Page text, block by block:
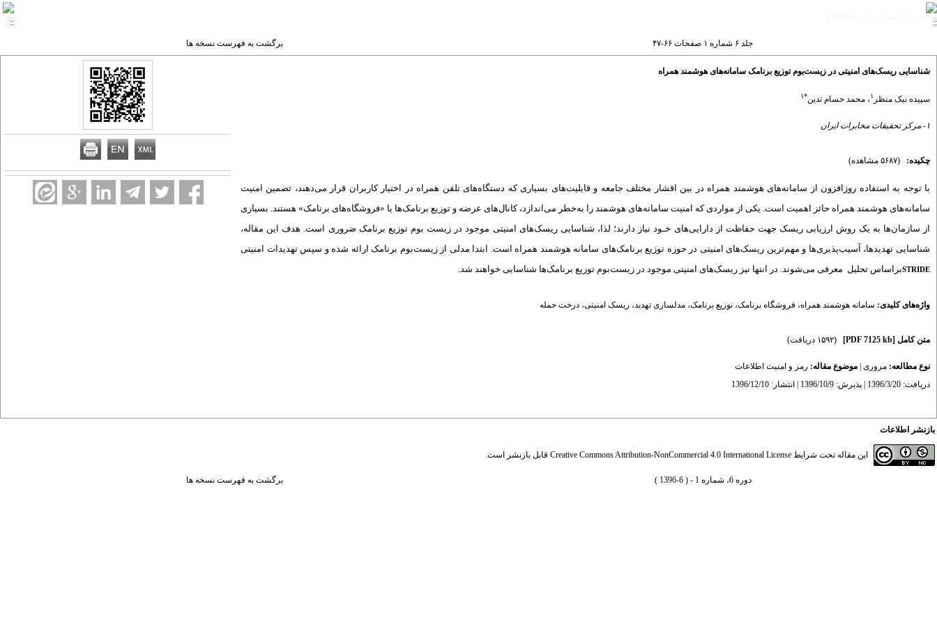
جلد ۶ شماره ۱ صفحات ۶۶-۴۷ برگشت به فهرست نسخه ها
شناسایی ریسک‌های امنیتی در زیست‌بوم توزیع برنامک‌ سامانه‌های هوشمند همراه
سپیده نیک منظر ۱، محمد حسام تدین*۱
۱- مرکز تحقیقات مخابرات ایران
چکیده: (۵۶۸۷ مشاهده)
با توجه به استفاده روزافزون از سامانه‌های هوشمند همراه در بین اقشار مختلف جامعه و قابلیت‌های بسیاری که دستگاه‌های تلفن همراه در اختیار کاربران قرار می‌دهند، تضمین امنیت
سامانه‌های هوشمند همراه حائز اهمیت است. یکی از مواردی که امنیت سامانه‌های هوشمند را به‌خطر می‌اندازد، کانال‌های عرضه و توزیع برنامک‌ها یا «فروشگاه‌های برنامک» هستند. بسیاری
از سازمان‌ها به یک روش ارزیابی ریسک جهت حفاظت از دارایی‌های خـود نیاز دارند؛ لذا، شناسایی ریسک‌های امنیتی موجود در زیست بوم توزیع برنامک ضروری است. هدف این مقاله،
شناسایی تهدیدها، آسیب‌پذیری‌ها و مهمترین ریسک‌های امنیتی در حوزه توزیع برنامک‌های سامانه هوشمند همراه است. ابتدا مدلی از زیست‌بوم برنامک ارائه شده و سپس تهدیدات امنیتی
براساس تحلیلSTRIDE معرفی می‌شوند. در انتها نیز ریسک‌های امنیتی موجود در زیست‌بوم توزیع برنامک‌ها شناسایی خواهند شد.
واژه‌های کلیدی: سامانه هوشمند همراه، فروشگاه برنامک، نوزیع برنامک، مدلسازی تهدید، ریسک امنیتی، درخت حمله
متن کامل [PDF 7125 kb] (۱۵۹۲ دریافت)
نوع مطالعه: مروری موضوع مقاله: رمز و امنیت اطلاعات
دریافت: 1396/3/20 | پذیرش: 1396/10/9 | انتشار: 1396/12/10
بازنشر اطلاعات
این مقاله تحت شرایط Creative Commons Attribution-NonCommercial 4.0 International License قابل بازنشر است.
دوره 6، شماره 1 - ( 6-1396 ) برگشت به فهرست نسخه ها